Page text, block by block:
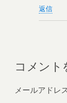
返信
コメント
メールアドレ